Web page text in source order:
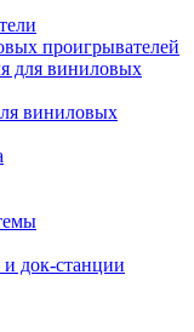
проигрывателей
для виниловых
виниловых
и док-станции